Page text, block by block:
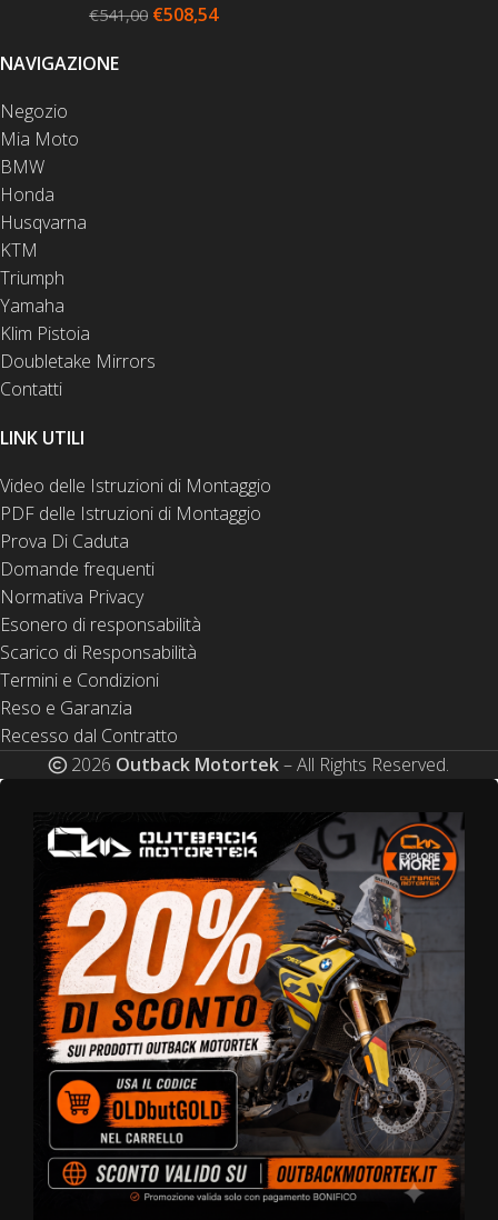
€541,00 €508,54
NAVIGAZIONE
Negozio
Mia Moto
BMW
Honda
Husqvarna
KTM
Triumph
Yamaha
Klim Pistoia
Doubletake Mirrors
Contatti
LINK UTILI
Video delle Istruzioni di Montaggio
PDF delle Istruzioni di Montaggio
Prova Di Caduta
Domande frequenti
Normativa Privacy
Esonero di responsabilità
Scarico di Responsabilità
Termini e Condizioni
Reso e Garanzia
Recesso dal Contratto
2026 Outback Motortek– All Rights Reserved.